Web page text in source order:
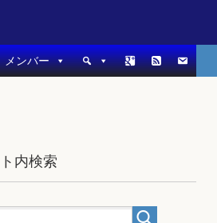
メンバー
内検索